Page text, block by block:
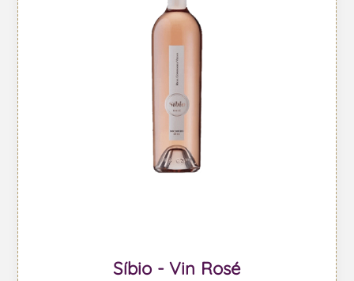
Síbio - Vin Rosé